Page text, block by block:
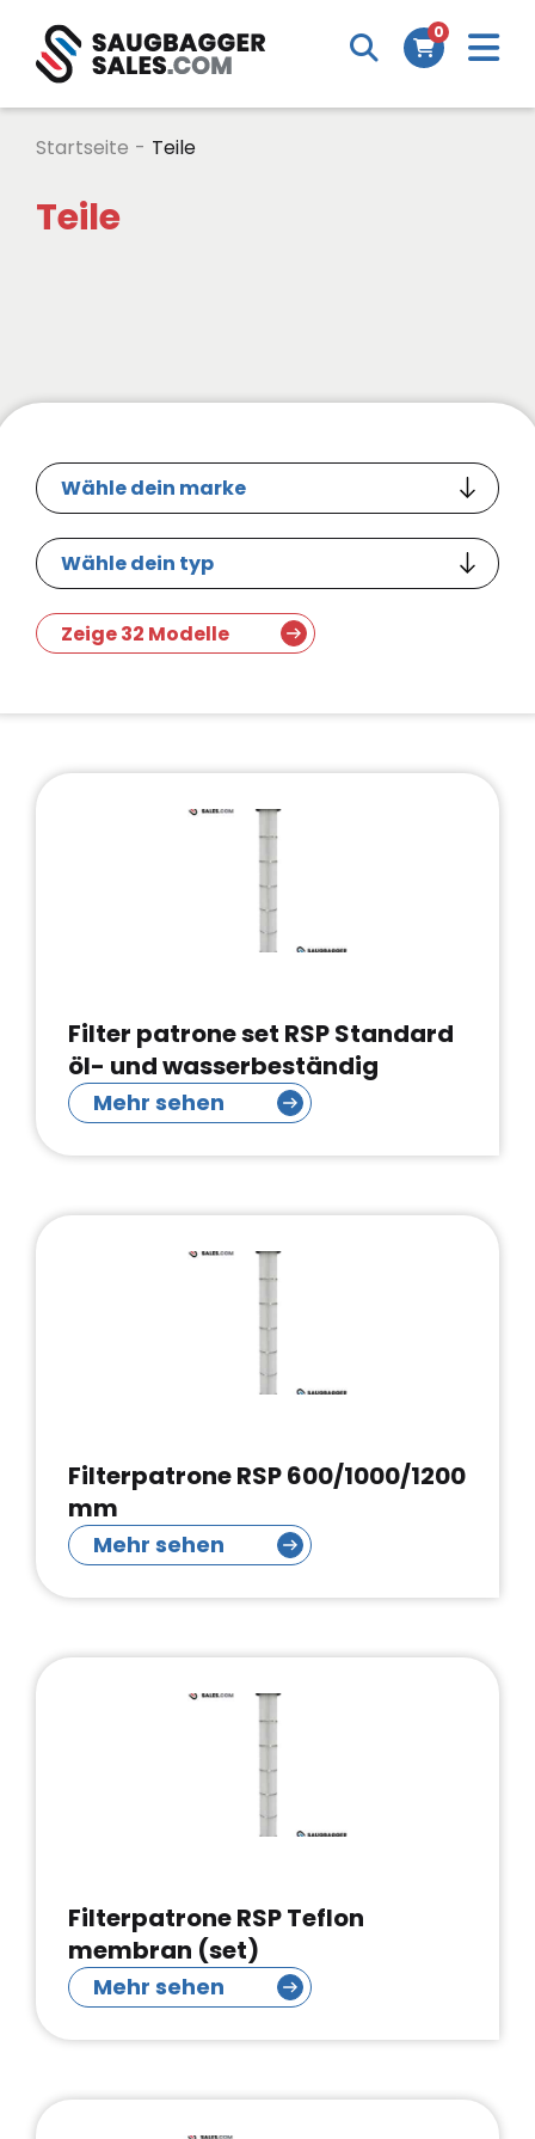
0
Startseite - Teile
Teile
Zeige 32 Modelle
Filter patrone set RSP Standard
öl- und wasserbeständig
Mehr sehen
Filterpatrone RSP 600/1000/1200
mm
Mehr sehen
Filterpatrone RSP Teflon
membran (set)
Mehr sehen